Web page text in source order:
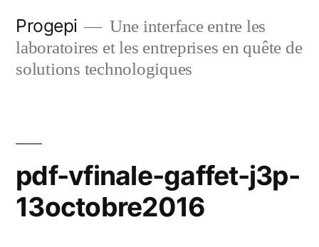
content
Progepi
Une interface entre les
laboratoires et les entreprises en quête de
solutions technologiques
pdf-vfinale-gaffet-j3p-
13octobre2016